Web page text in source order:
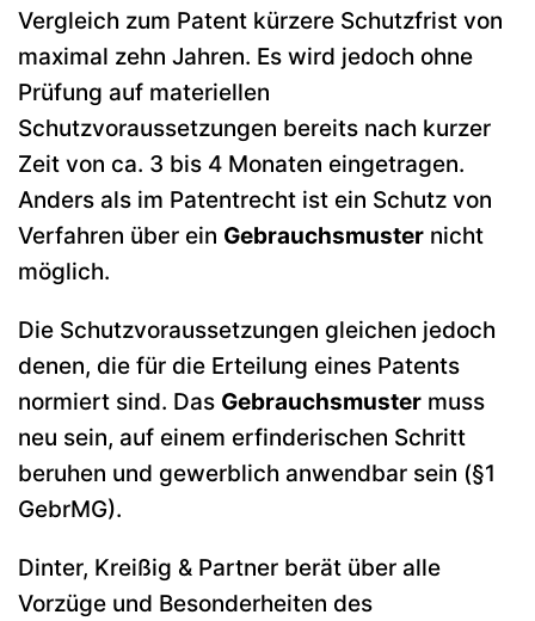
Vergleich zum Patent kürzere Schutzfrist von
maximal zehn Jahren. Es wird jedoch ohne
Prüfung auf materiellen
Schutzvoraussetzungen bereits nach kurzer
Zeit von ca. 3 bis 4 Monaten eingetragen.
Anders als im Patentrecht ist ein Schutz von
Verfahren über ein Gebrauchsmuster nicht
möglich.
Die Schutzvoraussetzungen gleichen jedoch
denen, die für die Erteilung eines Patents
normiert sind. Das Gebrauchsmuster muss
neu sein, auf einem erfinderischen Schritt
beruhen und gewerblich anwendbar sein (§1
GebrMG).
Dinter, Kreißig & Partner berät über alle
Vorzüge und Besonderheiten des